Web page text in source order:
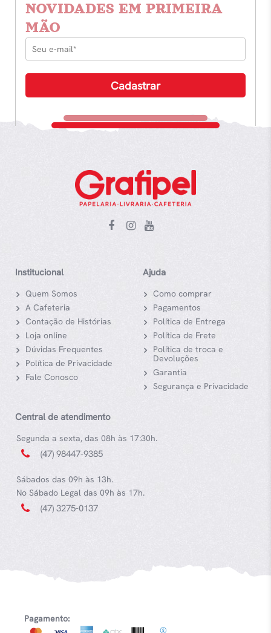
NOVIDADES EM PRIMEIRA
MÃO
Institucional
Quem Somos
A Cafeteria
Contação de Histórias
Loja online
Dúvidas Frequentes
Política de Privacidade
Fale Conosco
Ajuda
Como comprar
Pagamentos
Política de Entrega
Política de Frete
Política de troca e
Devoluções
Garantia
Segurança e Privacidade
Central de atendimento
Segunda a sexta, das 08h às 17:30h.
(47) 98447-9385
Sábados das 09h às 13h.
No Sábado Legal das 09h às 17h.
(47) 3275-0137
Pagamento: